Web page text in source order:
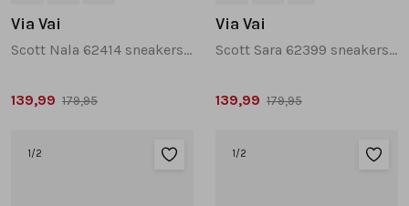
Via Vai
Scott Nala 62414 sneakers taupe
139,99 179,95
Via Vai
Scott Sara 62399 sneakers wit combinatie
139,99 179,95
1 /2 1 /2